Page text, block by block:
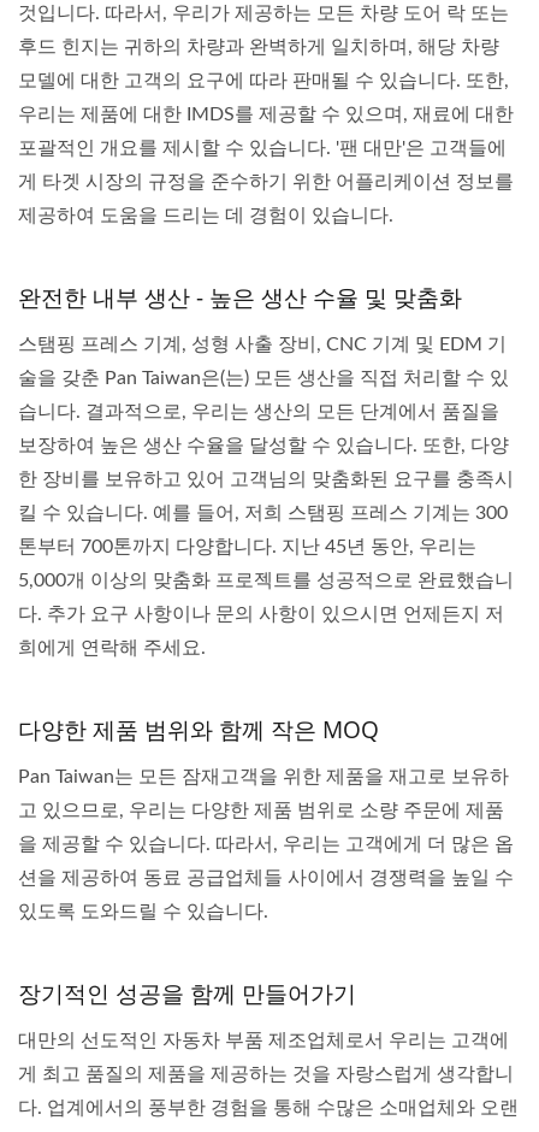
것입니다. 따라서, 우리가 제공하는 모든 차량 도어 락 또는
후드 힌지는 귀하의 차량과 완벽하게 일치하며, 해당 차량
모델에 대한 고객의 요구에 따라 판매될 수 있습니다. 또한,
우리는 제품에 대한 IMDS를 제공할 수 있으며, 재료에 대한
포괄적인 개요를 제시할 수 있습니다. '팬 대만'은 고객들에
게 타겟 시장의 규정을 준수하기 위한 어플리케이션 정보를
제공하여 도움을 드리는 데 경험이 있습니다.
완전한 내부 생산 - 높은 생산 수율 및 맞춤화
스탬핑 프레스 기계, 성형 사출 장비, CNC 기계 및 EDM 기
술을 갖춘 Pan Taiwan은(는) 모든 생산을 직접 처리할 수 있
습니다. 결과적으로, 우리는 생산의 모든 단계에서 품질을
보장하여 높은 생산 수율을 달성할 수 있습니다. 또한, 다양
한 장비를 보유하고 있어 고객님의 맞춤화된 요구를 충족시
킬 수 있습니다. 예를 들어, 저희 스탬핑 프레스 기계는 300
톤부터 700톤까지 다양합니다. 지난 45년 동안, 우리는
5,000개 이상의 맞춤화 프로젝트를 성공적으로 완료했습니
다. 추가 요구 사항이나 문의 사항이 있으시면 언제든지 저
희에게 연락해 주세요.
다양한 제품 범위와 함께 작은 MOQ
Pan Taiwan는 모든 잠재고객을 위한 제품을 재고로 보유하
고 있으므로, 우리는 다양한 제품 범위로 소량 주문에 제품
을 제공할 수 있습니다. 따라서, 우리는 고객에게 더 많은 옵
션을 제공하여 동료 공급업체들 사이에서 경쟁력을 높일 수
있도록 도와드릴 수 있습니다.
장기적인 성공을 함께 만들어가기
대만의 선도적인 자동차 부품 제조업체로서 우리는 고객에
게 최고 품질의 제품을 제공하는 것을 자랑스럽게 생각합니
다. 업계에서의 풍부한 경험을 통해 수많은 소매업체와 오랜